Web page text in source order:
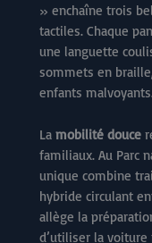
» enchaîne trois
tactiles. Chaque
une languette
sommets en
enfants
La mobilité douce
familiaux. Au Parc
unique combine
hybride circulant
allège la
d’utiliser la